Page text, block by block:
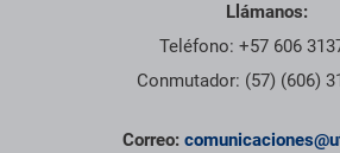
Llámanos:
Teléfono: +57 606
Conmutador: (57) (606)
Correo: